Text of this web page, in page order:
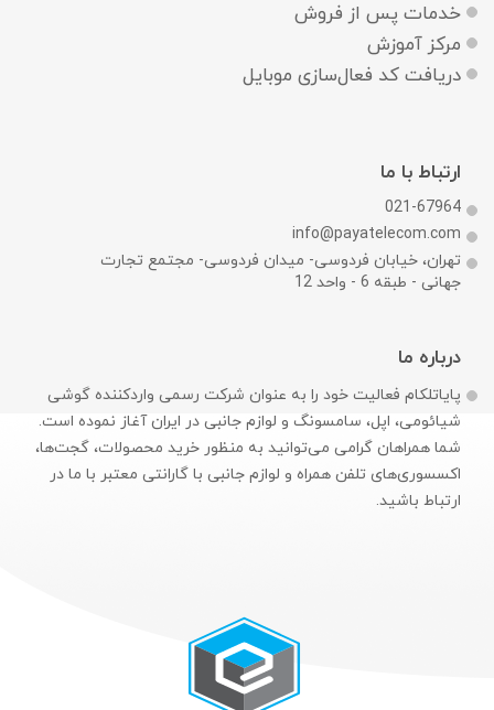
خدمات پس از فروش
مرکز آموزش
دریافت کد فعال‌سازی موبایل
ارتباط با ما
021-67964
info@payatelecom.com
تهران، خیابان فردوسی- میدان فردوسی- مجتمع تجارت
جهانی - طبقه 6 - واحد 12
درباره ما
پایاتلکام فعالیت خود را به عنوان شرکت رسمی وارد‌کننده گوشی
شیائومی، اپل، سامسونگ و لوازم جانبی در ایران آغاز نموده است.
شما همراهان گرامی می‌توانید به منظور خرید محصولات، گجت‌ها،
اکسسوری‌های تلفن همراه و لوازم جانبی با گارانتی معتبر با ما در
ارتباط باشید.